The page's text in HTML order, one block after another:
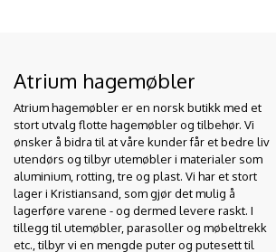
Atrium hagemøbler
Atrium hagemøbler er en norsk butikk med et
stort utvalg flotte hagemøbler og tilbehør. Vi
ønsker å bidra til at våre kunder får et bedre liv
utendørs og tilbyr utemøbler i materialer som
aluminium, rotting, tre og plast. Vi har et stort
lager i Kristiansand, som gjør det mulig å
lagerføre varene - og dermed levere raskt. I
tillegg til utemøbler, parasoller og møbeltrekk
etc., tilbyr vi en mengde puter og putesett til